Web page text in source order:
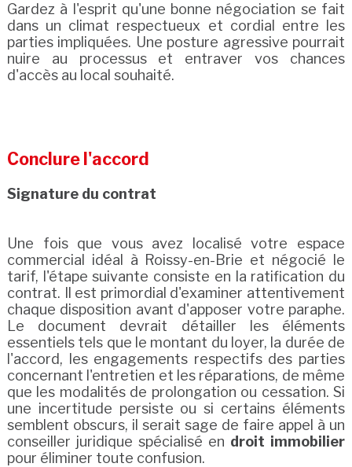
Gardez à l'esprit qu'une bonne négociation se fait
dans un climat respectueux et cordial entre les
parties impliquées. Une posture agressive pourrait
nuire au processus et entraver vos chances
d'accès au local souhaité.
Conclure l'accord
Signature du contrat
Une fois que vous avez localisé votre espace
commercial idéal à Roissy-en-Brie et négocié le
tarif, l'étape suivante consiste en la ratification du
contrat. Il est primordial d'examiner attentivement
chaque disposition avant d'apposer votre paraphe.
Le document devrait détailler les éléments
essentiels tels que le montant du loyer, la durée de
l'accord, les engagements respectifs des parties
concernant l'entretien et les réparations, de même
que les modalités de prolongation ou cessation. Si
une incertitude persiste ou si certains éléments
semblent obscurs, il serait sage de faire appel à un
conseiller juridique spécialisé en droit immobilier
pour éliminer toute confusion.